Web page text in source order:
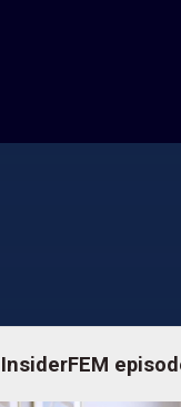
InsiderFEM